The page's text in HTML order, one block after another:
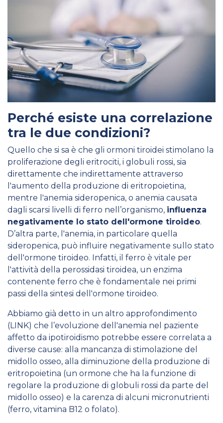
Perché esiste una correlazione
tra le due condizioni?
Quello che si sa è che gli ormoni tiroidei stimolano la
proliferazione degli eritrociti, i globuli rossi, sia
direttamente che indirettamente attraverso
l'aumento della produzione di eritropoietina,
mentre l'anemia sideropenica, o anemia causata
dagli scarsi livelli di ferro nell’organismo, influenza
negativamente lo stato dell'ormone tiroideo.
D’altra parte, l'anemia, in particolare quella
sideropenica, può influire negativamente sullo stato
dell'ormone tiroideo. Infatti, il ferro è vitale per
l'attività della perossidasi tiroidea, un enzima
contenente ferro che è fondamentale nei primi
passi della sintesi dell'ormone tiroideo.
Abbiamo già detto in un altro approfondimento
(LINK) che l’evoluzione dell'anemia nel paziente
affetto da ipotiroidismo potrebbe essere correlata a
diverse cause: alla mancanza di stimolazione del
midollo osseo, alla diminuzione della produzione di
eritropoietina (un ormone che ha la funzione di
regolare la produzione di globuli rossi da parte del
midollo osseo) e la carenza di alcuni micronutrienti
(ferro, vitamina B12 o folato).